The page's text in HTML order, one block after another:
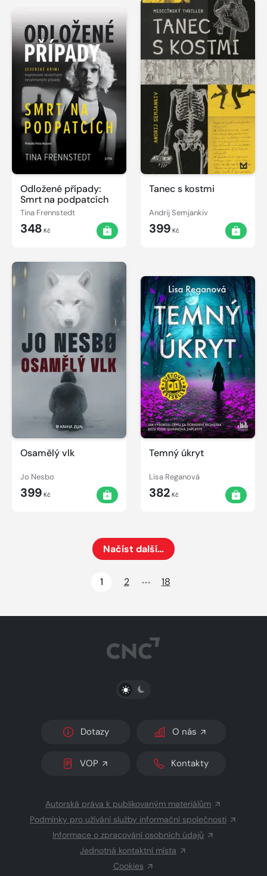
Odložené případy:
Smrt na podpatcích
Tina Frennstedt
348 Kč
Tanec s kostmi
Andrij Semjankiv
399 Kč
Osamělý vlk
Jo Nesbo
399 Kč
Temný úkryt
Lisa Reganová
382 Kč
Načíst další…
1
2 18
PŘEPNOUT SVĚTLÝ/TMAVÝ REŽIM
Dotazy O nás
VOP Kontakty
Autorská práva k publikovaným materiálům
Podmínky pro užívání služby informační společnosti
Informace o zpracování osobních údajů
Jednotná kontaktní místa
Cookies